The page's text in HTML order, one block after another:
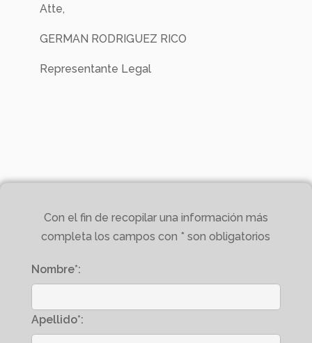
Atte,
GERMAN RODRIGUEZ RICO
Representante Legal
Con el fin de recopilar una información más
completa los campos con * son obligatorios
Nombre*:
Apellido*: